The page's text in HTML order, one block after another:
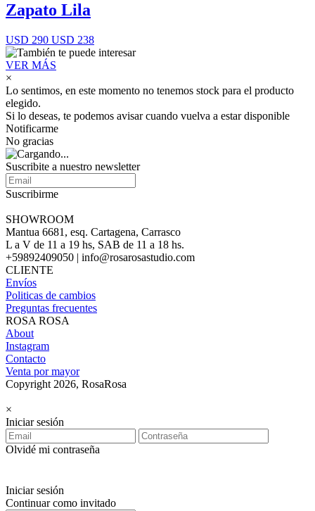
Zapato Lila
USD 290 USD 238
VER MÁS
×
Lo sentimos, en este momento no tenemos stock para el producto
elegido.
Si lo deseas, te podemos avisar cuando vuelva a estar disponible
Notificarme
No gracias
Suscribite a nuestro newsletter
Suscribirme
SHOWROOM
Mantua 6681, esq. Cartagena, Carrasco
L a V de 11 a 19 hs, SAB de 11 a 18 hs.
+59892409050 | info@rosarosastudio.com
CLIENTE
Envíos
Politicas de cambios
Preguntas frecuentes
ROSA ROSA
About
Instagram
Contacto
Venta por mayor
Copyright 2026, RosaRosa
×
Iniciar sesión
Olvidé mi contraseña
Iniciar sesión
Continuar como invitado